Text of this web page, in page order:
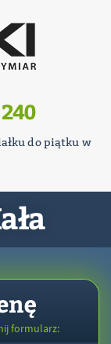
do piątku w
formularz: